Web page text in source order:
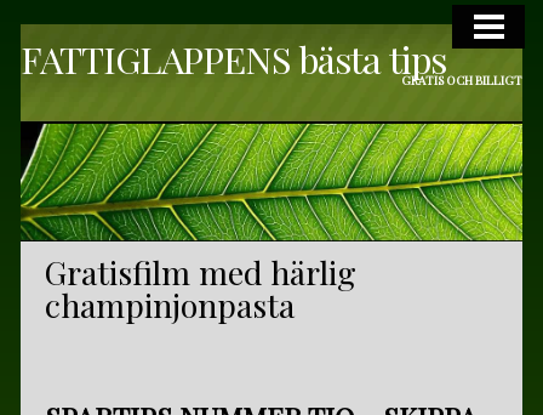
VARDAGSLYX
DAGSPA ÖVRIGA SVERIGE
ELEVBEHANDLINGAR
KULTUR
GRATIS KULTUR I SKÅNE
FATTIGLAPPENS bästa tipsGRATIS OCH BILLIGT
Gratisfilm med härlig
champinjonpasta